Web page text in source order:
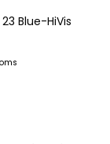
Blue-HiVis